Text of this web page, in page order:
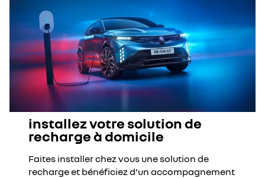
installez votre solution de
recharge à domicile
Faites installer chez vous une solution de
recharge et bénéficiez d’un accompagnement